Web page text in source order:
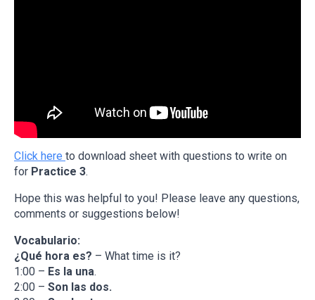
Click here to download sheet with questions to write on
for Practice 3.
Hope this was helpful to you! Please leave any questions,
comments or suggestions below!
Vocabulario:
¿Qué hora es? – What time is it?
1:00 – Es la una.
2:00 – Son las dos.